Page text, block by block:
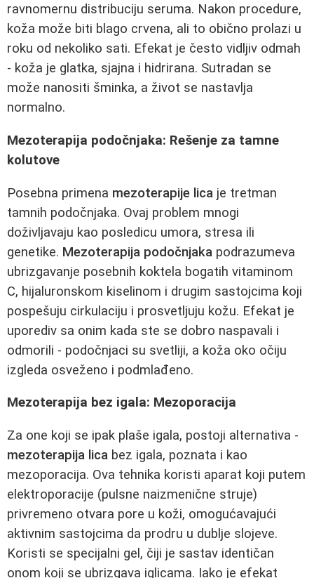
ravnomernu distribuciju seruma. Nakon procedure,
koža može biti blago crvena, ali to obično prolazi u
roku od nekoliko sati. Efekat je često vidljiv odmah
- koža je glatka, sjajna i hidrirana. Sutradan se
može nanositi šminka, a život se nastavlja
normalno.
Mezoterapija podočnjaka: Rešenje za tamne
kolutove
Posebna primena mezoterapije lica je tretman
tamnih podočnjaka. Ovaj problem mnogi
doživljavaju kao posledicu umora, stresa ili
genetike. Mezoterapija podočnjaka podrazumeva
ubrizgavanje posebnih koktela bogatih vitaminom
C, hijaluronskom kiselinom i drugim sastojcima koji
pospešuju cirkulaciju i prosvetljuju kožu. Efekat je
uporediv sa onim kada ste se dobro naspavali i
odmorili - podočnjaci su svetliji, a koža oko očiju
izgleda osveženo i podmlađeno.
Mezoterapija bez igala: Mezoporacija
Za one koji se ipak plaše igala, postoji alternativa -
mezoterapija lica bez igala, poznata i kao
mezoporacija. Ova tehnika koristi aparat koji putem
elektroporacije (pulsne naizmenične struje)
privremeno otvara pore u koži, omogućavajući
aktivnim sastojcima da prodru u dublje slojeve.
Koristi se specijalni gel, čiji je sastav identičan
onom koji se ubrizgava iglicama. Iako je efekat